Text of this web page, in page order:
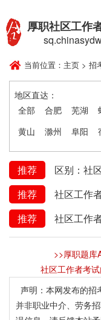
厚职社区工作
当前位置： 主页 > 招
地区直达：
全部
合肥 芜湖
黄山
滁州 阜阳
推荐
区别：社
推荐
社区工作
推荐
社区工作
>>厚职题库
社区工作者考
声明：本网发布的招
并非职业中介、劳务